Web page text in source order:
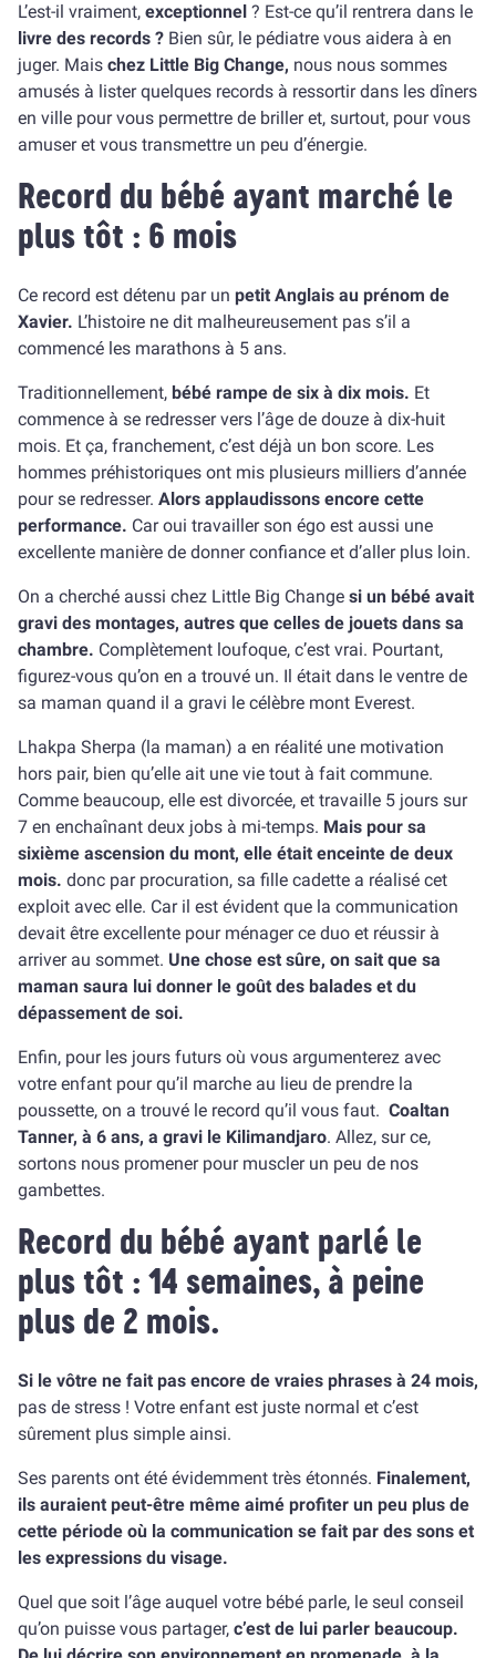
L’est-il vraiment, exceptionnel ? Est-ce qu’il rentrera dans le
livre des records ? Bien sûr, le pédiatre vous aidera à en
juger. Mais chez Little Big Change, nous nous sommes
amusés à lister quelques records à ressortir dans les dîners
en ville pour vous permettre de briller et, surtout, pour vous
amuser et vous transmettre un peu d’énergie.
Record du bébé ayant marché le
plus tôt : 6 mois
Ce record est détenu par un petit Anglais au prénom de
Xavier. L’histoire ne dit malheureusement pas s’il a
commencé les marathons à 5 ans.
Traditionnellement, bébé rampe de six à dix mois. Et
commence à se redresser vers l’âge de douze à dix-huit
mois. Et ça, franchement, c’est déjà un bon score. Les
hommes préhistoriques ont mis plusieurs milliers d’année
pour se redresser. Alors applaudissons encore cette
performance. Car oui travailler son égo est aussi une
excellente manière de donner confiance et d’aller plus loin.
On a cherché aussi chez Little Big Change si un bébé avait
gravi des montages, autres que celles de jouets dans sa
chambre. Complètement loufoque, c’est vrai. Pourtant,
figurez-vous qu’on en a trouvé un. Il était dans le ventre de
sa maman quand il a gravi le célèbre mont Everest.
Lhakpa Sherpa (la maman) a en réalité une motivation
hors pair, bien qu’elle ait une vie tout à fait commune.
Comme beaucoup, elle est divorcée, et travaille 5 jours sur
7 en enchaînant deux jobs à mi-temps. Mais pour sa
sixième ascension du mont, elle était enceinte de deux
mois. donc par procuration, sa fille cadette a réalisé cet
exploit avec elle. Car il est évident que la communication
devait être excellente pour ménager ce duo et réussir à
arriver au sommet. Une chose est sûre, on sait que sa
maman saura lui donner le goût des balades et du
dépassement de soi.
Enfin, pour les jours futurs où vous argumenterez avec
votre enfant pour qu’il marche au lieu de prendre la
poussette, on a trouvé le record qu’il vous faut. Coaltan
Tanner, à 6 ans, a gravi le Kilimandjaro. Allez, sur ce,
sortons nous promener pour muscler un peu de nos
gambettes.
Record du bébé ayant parlé le
plus tôt : 14 semaines, à peine
plus de 2 mois.
Si le vôtre ne fait pas encore de vraies phrases à 24 mois,
pas de stress ! Votre enfant est juste normal et c’est
sûrement plus simple ainsi.
Ses parents ont été évidemment très étonnés. Finalement,
ils auraient peut-être même aimé profiter un peu plus de
cette période où la communication se fait par des sons et
les expressions du visage.
Quel que soit l’âge auquel votre bébé parle, le seul conseil
qu’on puisse vous partager, c’est de lui parler beaucoup.